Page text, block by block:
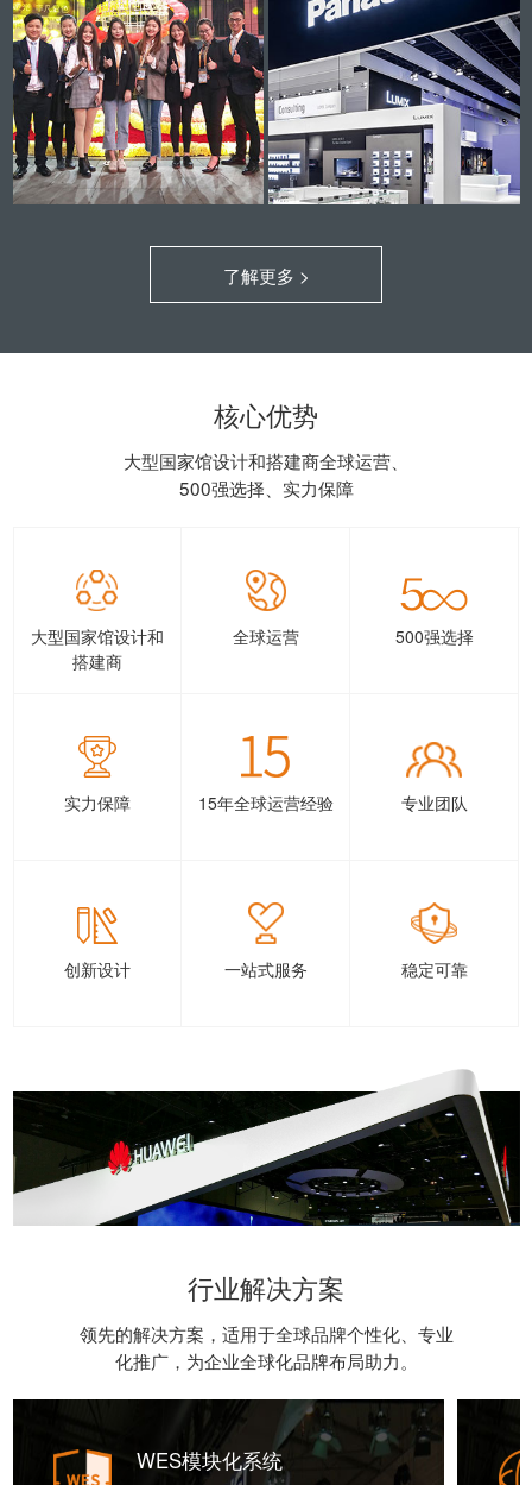
了解更多 >
核心优势
大型国家馆设计和搭建商全球运营、
500强选择、实力保障
大型国家馆设计和
搭建商
全球运营 500强选择
实力保障 15年全球运营经验 专业团队
创新设计 一站式服务 稳定可靠
行业解决方案
领先的解决方案，适用于全球品牌个性化、专业
化推广，为企业全球化品牌布局助力。
WES模块化系统